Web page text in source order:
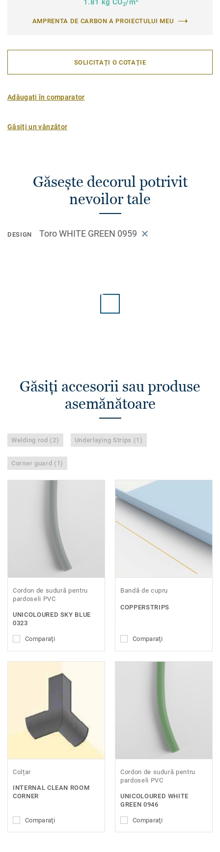
1.81 kg CO2/m
AMPRENTA DE CARBON A PROIECTULUI MEU
SOLICITAȚI O COTAȚIE
Adăugați în comparator
Găsiți un vânzător
Găsește decorul potrivit
nevoilor tale
DESIGN Toro WHITE GREEN 0959
Găsiţi accesorii sau produse
asemănătoare
Welding rod (2) Underlaying Strips (1)
Corner guard (1)
Cordon de sudură pentru
pardoseli PVC
UNICOLOURED SKY BLUE
0323
Comparaţi
Bandă de cupru
COPPERSTRIPS
Comparaţi
Colțar
INTERNAL CLEAN ROOM
CORNER
Comparaţi
Cordon de sudură pentru
pardoseli PVC
UNICOLOURED WHITE
GREEN 0946
Comparaţi